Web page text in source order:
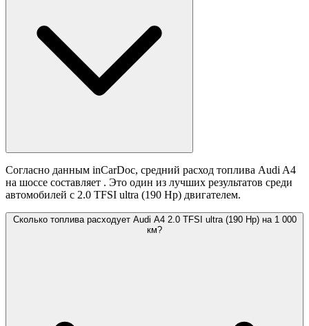
Согласно данным inCarDoc, средний расход топлива Audi A4
на шоссе составляет . Это один из лучших результатов среди
автомобилей с 2.0 TFSI ultra (190 Hp) двигателем.
Сколько топлива расходует Audi A4 2.0 TFSI ultra (190 Hp) на 1 000
км?